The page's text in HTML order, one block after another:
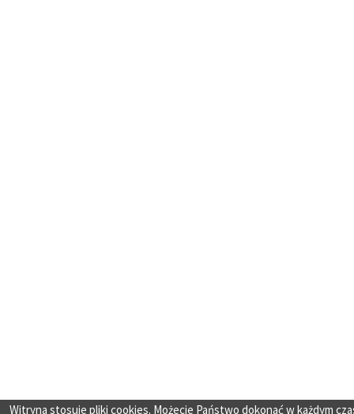
Witryna stosuje pliki cookies. Możecie Państwo dokonać w każdym